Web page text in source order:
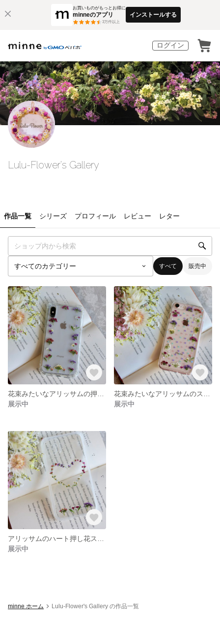
お買いものがもっとお得に
minneのアプリ
3万件以上
インストールする
ログイン
Lulu-Flower's Gallery
作品一覧 シリーズ プロフィール レビュー レター
すべて 販売中
展示中
展示中
展示中
minne ホーム Lulu-Flower's Gallery の作品一覧